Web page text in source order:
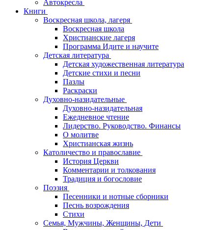
Автокресла
Книги
Воскресная школа, лагеря
Воскресная школа
Христианские лагеря
Программа Идите и научите
Детская литература
Детская художественная литература
Детские стихи и песни
Пазлы
Раскраски
Духовно-назидательные
Духовно-назидательная
Ежедневное чтение
Лидерство. Руководство. Финансы
О молитве
Христианская жизнь
Католичество и православие
История Церкви
Комментарии и толкования
Традиция и богословие
Поэзия
Песенники и нотные сборники
Песнь возрождения
Стихи
Семья, Мужчины, Женщины, Дети